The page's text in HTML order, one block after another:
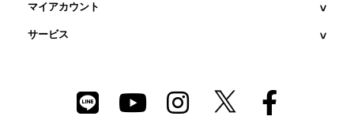
マイアカウント
サービス